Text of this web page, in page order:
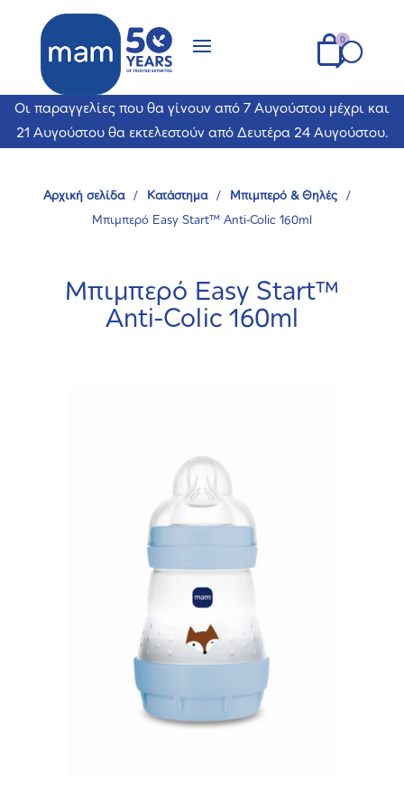
Οι παραγγελίες που θα γίνουν από 7 Αυγούστου μέχρι και
21 Αυγούστου θα εκτελεστούν από Δευτέρα 24 Αυγούστου.
Αρχική σελίδα / Κατάστημα / Μπιμπερό & Θηλές
/
Μπιμπερό Easy Start™ Anti-Colic 160ml
Μπιμπερό Easy Start™
Anti-Colic 160ml